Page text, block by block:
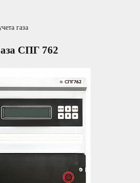
газа
СПГ 762